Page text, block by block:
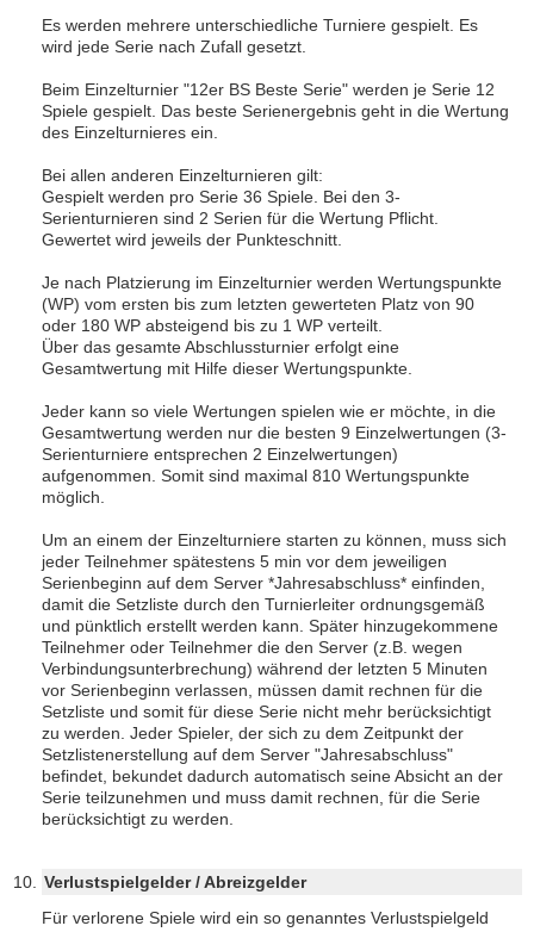
Es werden mehrere unterschiedliche Turniere gespielt. Es
wird jede Serie nach Zufall gesetzt.
Beim Einzelturnier "12er BS Beste Serie" werden je Serie 12
Spiele gespielt. Das beste Serienergebnis geht in die Wertung
des Einzelturnieres ein.
Bei allen anderen Einzelturnieren gilt:
Gespielt werden pro Serie 36 Spiele. Bei den 3-
Serienturnieren sind 2 Serien für die Wertung Pflicht.
Gewertet wird jeweils der Punkteschnitt.
Je nach Platzierung im Einzelturnier werden Wertungspunkte
(WP) vom ersten bis zum letzten gewerteten Platz von 90
oder 180 WP absteigend bis zu 1 WP verteilt.
Über das gesamte Abschlussturnier erfolgt eine
Gesamtwertung mit Hilfe dieser Wertungspunkte.
Jeder kann so viele Wertungen spielen wie er möchte, in die
Gesamtwertung werden nur die besten 9 Einzelwertungen (3-
Serienturniere entsprechen 2 Einzelwertungen)
aufgenommen. Somit sind maximal 810 Wertungspunkte
möglich.
Um an einem der Einzelturniere starten zu können, muss sich
jeder Teilnehmer spätestens 5 min vor dem jeweiligen
Serienbeginn auf dem Server *Jahresabschluss* einfinden,
damit die Setzliste durch den Turnierleiter ordnungsgemäß
und pünktlich erstellt werden kann. Später hinzugekommene
Teilnehmer oder Teilnehmer die den Server (z.B. wegen
Verbindungsunterbrechung) während der letzten 5 Minuten
vor Serienbeginn verlassen, müssen damit rechnen für die
Setzliste und somit für diese Serie nicht mehr berücksichtigt
zu werden. Jeder Spieler, der sich zu dem Zeitpunkt der
Setzlistenerstellung auf dem Server "Jahresabschluss"
befindet, bekundet dadurch automatisch seine Absicht an der
Serie teilzunehmen und muss damit rechnen, für die Serie
berücksichtigt zu werden.
Verlustspielgelder / Abreizgelder
Für verlorene Spiele wird ein so genanntes Verlustspielgeld